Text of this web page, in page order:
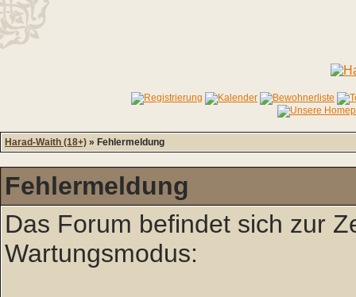
Harad-Waith (18+) » Fehlermeldung
Fehlermeldung
Das Forum befindet sich zur
Wartungsmodus: